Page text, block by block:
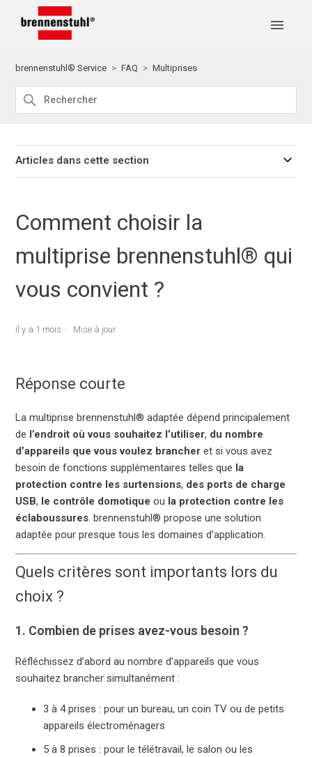
brennenstuhl® Service FAQ Multiprises
Articles dans cette section
Comment choisir la
multiprise brennenstuhl® qui
vous convient ?
il y a 1 mois Mise à jour
Réponse courte
La multiprise brennenstuhl® adaptée dépend principalement
de l’endroit où vous souhaitez l’utiliser, du nombre
d’appareils que vous voulez brancher et si vous avez
besoin de fonctions supplémentaires telles que la
protection contre les surtensions, des ports de charge
USB, le contrôle domotique ou la protection contre les
éclaboussures. brennenstuhl® propose une solution
adaptée pour presque tous les domaines d’application.
Quels critères sont importants lors du
choix ?
1. Combien de prises avez-vous besoin ?
Réfléchissez d’abord au nombre d’appareils que vous
souhaitez brancher simultanément :
3 à 4 prises : pour un bureau, un coin TV ou de petits
appareils électroménagers
5 à 8 prises : pour le télétravail, le salon ou les